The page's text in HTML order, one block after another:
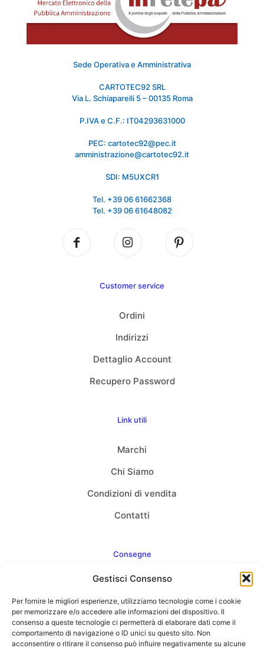
Gestisci Consenso
Per fornire le migliori esperienze, utilizziamo tecnologie come i cookie
per memorizzare e/o accedere alle informazioni del dispositivo. Il
consenso a queste tecnologie ci permetterà di elaborare dati come il
comportamento di navigazione o ID unici su questo sito. Non
acconsentire o ritirare il consenso può influire negativamente su alcune
Sede Operativa e Amministrativa
CARTOTEC92 SRL
Via L. Schiaparelli 5 – 00135 Roma
P.IVA e C.F.: IT04293631000
PEC: cartotec92@pec.it
amministrazione@cartotec92.it
SDI: M5UXCR1
Tel. +39 06 61662368
Tel. +39 06 61648082
Customer service
Ordini
Indirizzi
Dettaglio Account
Recupero Password
Link utili
Marchi
Chi Siamo
Condizioni di vendita
Contatti
Consegne
Come consegnamo
FAQ